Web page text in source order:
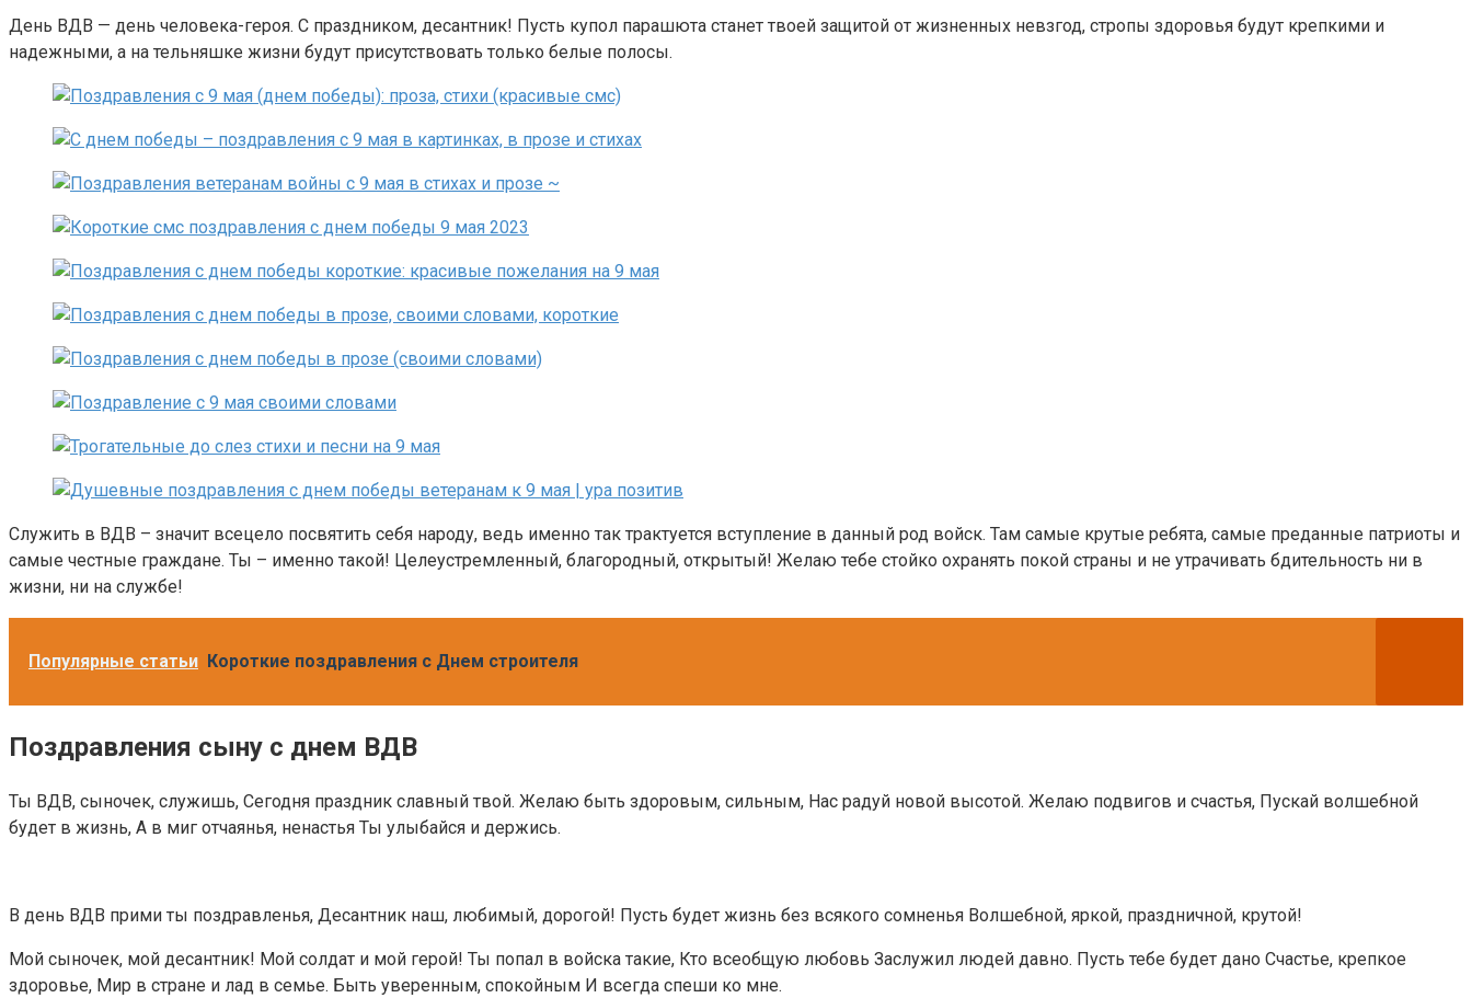
День ВДВ — день человека-героя. С праздником, десантник! Пусть купол парашюта станет твоей защитой от жизненных невзгод, стропы здоровья будут крепкими и
надежными, а на тельняшке жизни будут присутствовать только белые полосы.
Служить в ВДВ – значит всецело посвятить себя народу, ведь именно так трактуется вступление в данный род войск. Там самые крутые ребята, самые преданные патриоты и
самые честные граждане. Ты – именно такой! Целеустремленный, благородный, открытый! Желаю тебе стойко охранять покой страны и не утрачивать бдительность ни в
жизни, ни на службе!
Популярные статьи Короткие поздравления с Днем строителя
Поздравления сыну с днем ВДВ
Ты ВДВ, сыночек, служишь, Сегодня праздник славный твой. Желаю быть здоровым, сильным, Нас радуй новой высотой. Желаю подвигов и счастья, Пускай волшебной
будет в жизнь, А в миг отчаянья, ненастья Ты улыбайся и держись.
В день ВДВ прими ты поздравленья, Десантник наш, любимый, дорогой! Пусть будет жизнь без всякого сомненья Волшебной, яркой, праздничной, крутой!
Мой сыночек, мой десантник! Мой солдат и мой герой! Ты попал в войска такие, Кто всеобщую любовь Заслужил людей давно. Пусть тебе будет дано Счастье, крепкое
здоровье, Мир в стране и лад в семье. Быть уверенным, спокойным И всегда спеши ко мне.